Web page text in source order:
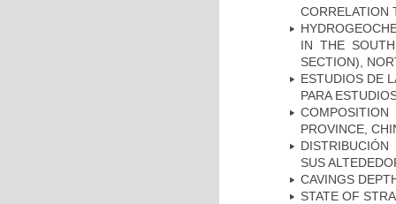
CORRELATION
IN THE
SECTION),
ESTUDIOS DE
PARA
PROVINCE,
SUS
CAVINGS
STATE OF